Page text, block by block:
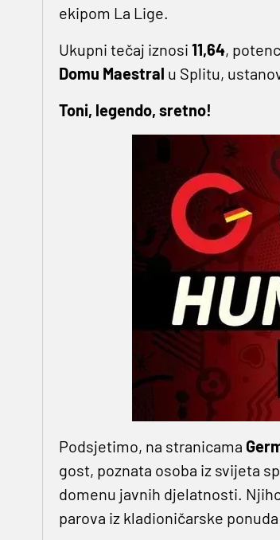
ekipom La Lige.
Ukupni tečaj iznosi 11,64,
Domu Maestral u Splitu,
Toni, legendo, sretno!
Podsjetimo, na stranicama
gost, poznata osoba iz svijeta
domenu javnih djelatnosti.
parova iz kladioničarske ponuda